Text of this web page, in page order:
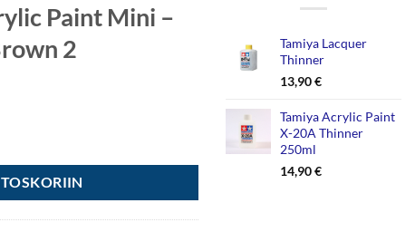
Paint Mini –
2
Tamiya Lacquer
Thinner
13,90€
Tamiya Acrylic Paint
X-20A Thinner
250ml
14,90€